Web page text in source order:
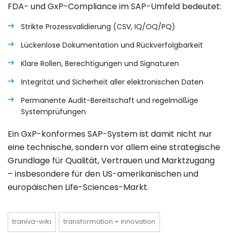
FDA- und GxP-Compliance im SAP-Umfeld bedeutet:
Strikte Prozessvalidierung (CSV, IQ/OQ/PQ)
Lückenlose Dokumentation und Rückverfolgbarkeit
Klare Rollen, Berechtigungen und Signaturen
Integrität und Sicherheit aller elektronischen Daten
Permanente Audit-Bereitschaft und regelmäßige
Systemprüfungen
EinGxP-konformes SAP-Systemist damit nicht nur
eine technische, sondern vor allem einestrategische
Grundlage für Qualität, Vertrauen und Marktzugang
– insbesondere für den US-amerikanischen und
europäischen Life-Sciences-Markt.
traniva-wiki transformation + innovation